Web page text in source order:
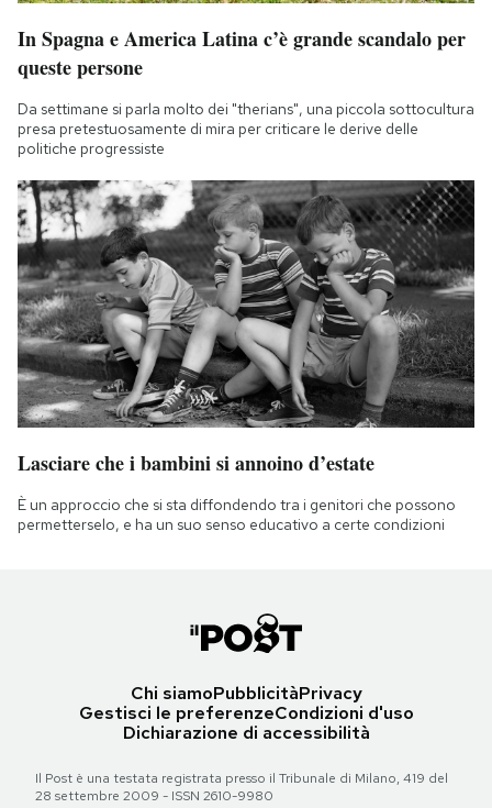
In Spagna e America Latina c’è grande scandalo per
queste persone
Da settimane si parla molto dei "therians", una piccola sottocultura
presa pretestuosamente di mira per criticare le derive delle
politiche progressiste
Lasciare che i bambini si annoino d’estate
È un approccio che si sta diffondendo tra i genitori che possono
permetterselo, e ha un suo senso educativo a certe condizioni
Chi siamoPubblicitàPrivacy
Gestisci le preferenzeCondizioni d'uso
Dichiarazione di accessibilità
Il Post è una testata registrata presso il Tribunale di Milano, 419 del
28 settembre 2009 - ISSN 2610-9980